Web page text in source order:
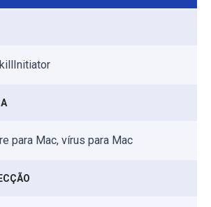
para Mac, vírus para Mac